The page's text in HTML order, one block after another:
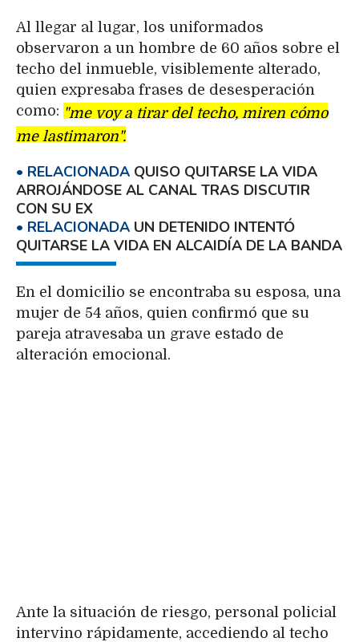
Al llegar al lugar, los uniformados
observaron a un hombre de 60 años sobre el
techo del inmueble, visiblemente alterado,
quien expresaba frases de desesperación
como: "me voy a tirar del techo, miren cómo
me lastimaron".
QUISO QUITARSE LA VIDA
ARROJÁNDOSE AL CANAL TRAS DISCUTIR
CON SU EX
UN DETENIDO INTENTÓ
QUITARSE LA VIDA EN ALCAIDÍA DE LA BANDA
En el domicilio se encontraba su esposa, una
mujer de 54 años, quien confirmó que su
pareja atravesaba un grave estado de
alteración emocional.
Ante la situación de riesgo, personal policial
intervino rápidamente, accediendo al techo